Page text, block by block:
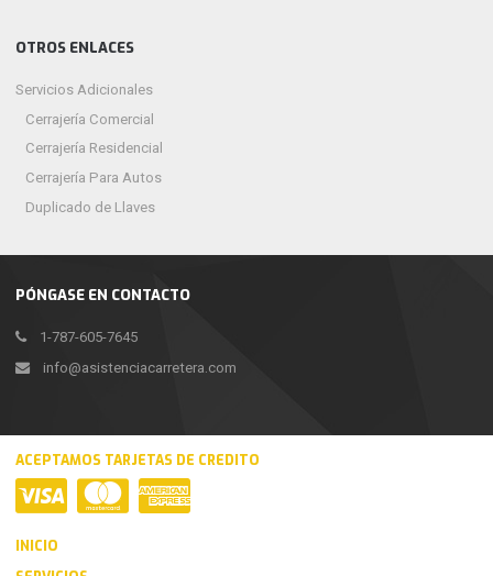
PÓNGASE EN CONTACTO
1-787-605-7645
info@asistenciacarretera.com
OTROS ENLACES
Servicios Adicionales
Cerrajería Comercial
Cerrajería Residencial
Cerrajería Para Autos
Duplicado de Llaves
ACEPTAMOS TARJETAS DE CREDITO
INICIO